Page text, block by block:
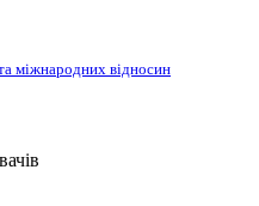
міжнародних відносин